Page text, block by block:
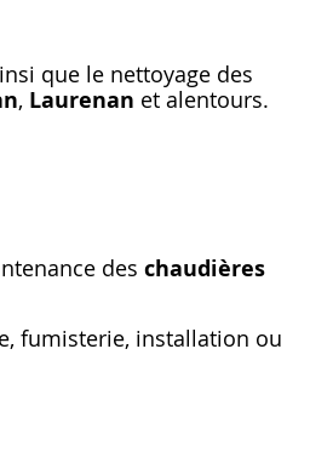
que le nettoyage des
, Laurenan et alentours.
des chaudières
fumisterie, installation ou